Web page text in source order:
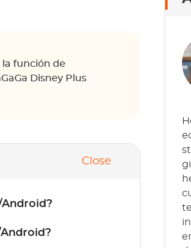
la función de
Disney Plus
Close
Android?